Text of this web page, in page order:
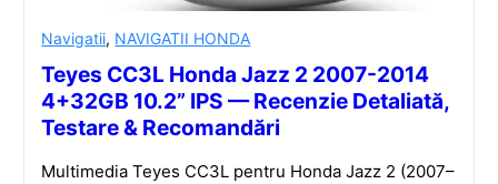
Navigatii, NAVIGATII HONDA
Teyes CC3L Honda Jazz 2 2007-2014
4+32GB 10.2” IPS — Recenzie Detaliată,
Testare & Recomandări
Multimedia Teyes CC3L pentru Honda Jazz 2 (2007–